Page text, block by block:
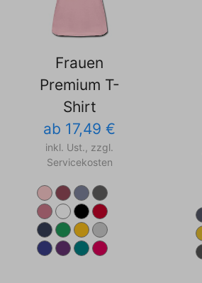
Frauen
Premium T-
Shirt
ab 17,49 €
inkl. Ust., zzgl.
Servicekosten